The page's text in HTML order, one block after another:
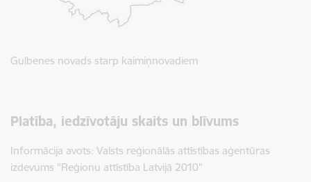
Gulbenes novads starp kaimiņnovadiem
Platība, iedzīvotāju skaits un blīvums
Informācija avots: Valsts reģionālās attīstības aģentūras
izdevums "Reģionu attīstība Latvijā 2010"